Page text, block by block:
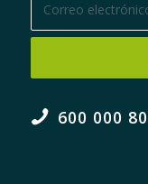
600 000